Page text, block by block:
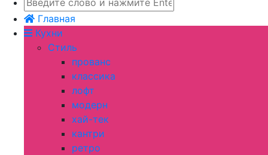
Главная
Кухни
Стиль
прованс
классика
лофт
модерн
хай-тек
кантри
ретро